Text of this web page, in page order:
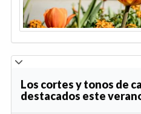
Los cortes y tonos de
destacados este